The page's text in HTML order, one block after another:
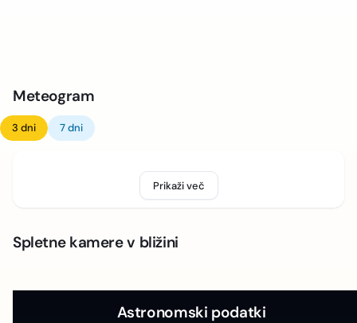
Meteogram
3 dni 7 dni
Prikaži več
Spletne kamere v bližini
Astronomski podatki